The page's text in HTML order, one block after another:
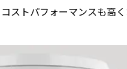
トパフォーマンスも高く